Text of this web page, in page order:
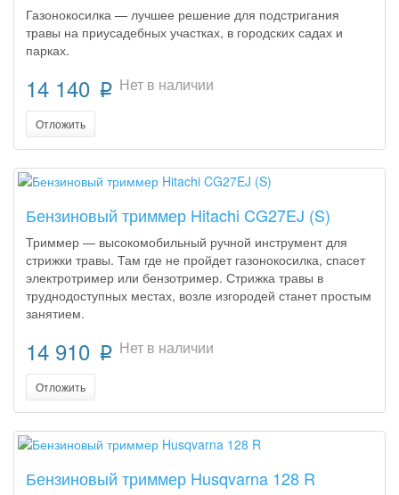
Газонокосилка — лучшее решение для подстригания
травы на приусадебных участках, в городских садах и
парках.
14 140 p Нет в наличии
Отложить
Бензиновый триммер Hitachi CG27EJ (S)
Триммер — высокомобильный ручной инструмент для
стрижки травы. Там где не пройдет газонокосилка, спасет
электротример или бензотример. Стрижка травы в
труднодоступных местах, возле изгородей станет простым
занятием.
14 910 p Нет в наличии
Отложить
Бензиновый триммер Husqvarna 128 R